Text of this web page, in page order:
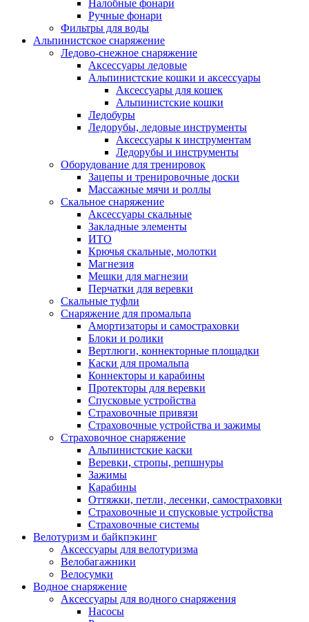
Налобные фонари
Ручные фонари
Фильтры для воды
Альпинистское снаряжение
Ледово-снежное снаряжение
Аксессуары ледовые
Альпинистские кошки и аксессуары
Аксессуары для кошек
Альпинистские кошки
Ледобуры
Ледорубы, ледовые инструменты
Аксессуары к инструментам
Ледорубы и инструменты
Оборудование для тренировок
Зацепы и тренировочные доски
Массажные мячи и роллы
Скальное снаряжение
Аксессуары скальные
Закладные элементы
ИТО
Крючья скальные, молотки
Магнезия
Мешки для магнезии
Перчатки для веревки
Скальные туфли
Снаряжение для промальпа
Амортизаторы и самостраховки
Блоки и ролики
Вертлюги, коннекторные площадки
Каски для промальпа
Коннекторы и карабины
Протекторы для веревки
Спусковые устройства
Страховочные привязи
Страховочные устройства и зажимы
Страховочное снаряжение
Альпинистские каски
Веревки, стропы, репшнуры
Зажимы
Карабины
Оттяжки, петли, лесенки, самостраховки
Страховочные и спусковые устройства
Страховочные системы
Велотуризм и байкпэкинг
Аксессуары для велотуризма
Велобагажники
Велосумки
Водное снаряжение
Аксессуары для водного снаряжения
Насосы